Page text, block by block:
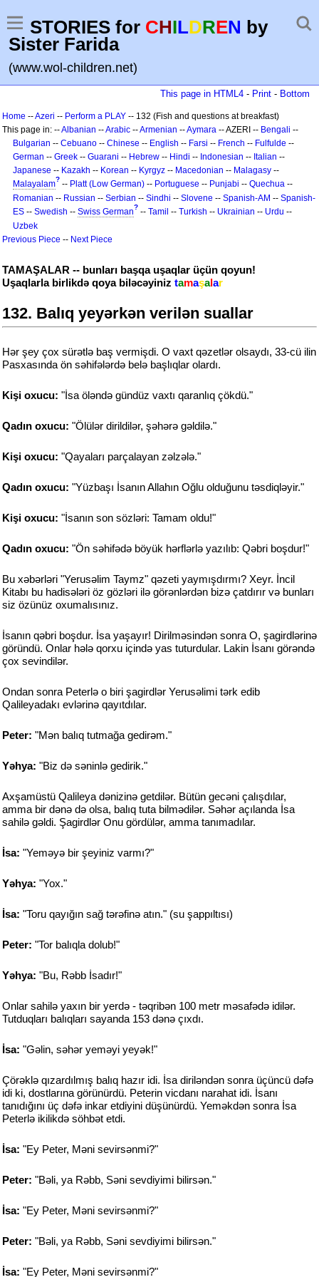
STORIES for CHILDREN by
Sister Farida
(www.wol-children.net)
This page in HTML4 - Print - Bottom
Home --Azeri -- Perform a PLAY -- 132 (Fish and questions at breakfast)
This page in: --Albanian --Arabic --Armenian --Aymara -- AZERI -- Bengali --
Bulgarian -- Cebuano -- Chinese -- English -- Farsi -- French -- Fulfulde --
German -- Greek -- Guarani -- Hebrew -- Hindi -- Indonesian -- Italian --
Japanese -- Kazakh -- Korean -- Kyrgyz -- Macedonian -- Malagasy --
Malayalam? -- Platt (Low German) -- Portuguese -- Punjabi -- Quechua --
Romanian -- Russian -- Serbian -- Sindhi -- Slovene -- Spanish-AM -- Spanish-
ES -- Swedish -- Swiss German? -- Tamil -- Turkish -- Ukrainian -- Urdu --
Uzbek
Previous Piece -- Next Piece
TAMAŞALAR -- bunları başqa uşaqlar üçün qoyun!
Uşaqlarla birlikdə qoya biləcəyiniz tamaşalar
132. Balıq yeyərkən verilən suallar
Hər şey çox sürətlə baş vermişdi. O vaxt qəzetlər olsaydı, 33-cü ilin
Pasxasında ön səhifələrdə belə başlıqlar olardı.
Kişi oxucu: "İsa öləndə gündüz vaxtı qaranlıq çökdü."
Qadın oxucu: "Ölülər dirildilər, şəhərə gəldilə."
Kişi oxucu: "Qayaları parçalayan zəlzələ."
Qadın oxucu: "Yüzbaşı İsanın Allahın Oğlu olduğunu təsdiqləyir."
Kişi oxucu: "İsanın son sözləri: Tamam oldu!"
Qadın oxucu: "Ön səhifədə böyük hərflərlə yazılıb: Qəbri boşdur!"
Bu xəbərləri "Yerusəlim Taymz" qəzeti yaymışdırmı? Xeyr. İncil
Kitabı bu hadisələri öz gözləri ilə görənlərdən bizə çatdırır və bunları
siz özünüz oxumalısınız.
İsanın qəbri boşdur. İsa yaşayır! Dirilməsindən sonra O, şagirdlərinə
göründü. Onlar hələ qorxu içində yas tuturdular. Lakin İsanı görəndə
çox sevindilər.
Ondan sonra Peterlə o biri şagirdlər Yerusəlimi tərk edib
Qalileyadakı evlərinə qayıtdılar.
Peter: "Mən balıq tutmağa gedirəm."
Yəhya: "Biz də səninlə gedirik."
Axşamüstü Qalileya dənizinə getdilər. Bütün gecəni çalışdılar,
amma bir dənə də olsa, balıq tuta bilmədilər. Səhər açılanda İsa
sahilə gəldi. Şagirdlər Onu gördülər, amma tanımadılar.
İsa: "Yeməyə bir şeyiniz varmı?"
Yəhya: "Yox."
İsa: "Toru qayığın sağ tərəfinə atın." (su şappıltısı)
Peter: "Tor balıqla dolub!"
Yəhya: "Bu, Rəbb İsadır!"
Onlar sahilə yaxın bir yerdə - təqribən 100 metr məsafədə idilər.
Tutduqları balıqları sayanda 153 dənə çıxdı.
İsa: "Gəlin, səhər yeməyi yeyək!"
Çörəklə qızardılmış balıq hazır idi. İsa diriləndən sonra üçüncü dəfə
idi ki, dostlarına görünürdü. Peterin vicdanı narahat idi. İsanı
tanıdığını üç dəfə inkar etdiyini düşünürdü. Yeməkdən sonra İsa
Peterlə ikilikdə söhbət etdi.
İsa: "Ey Peter, Məni sevirsənmi?"
Peter: "Bəli, ya Rəbb, Səni sevdiyimi bilirsən."
İsa: "Ey Peter, Məni sevirsənmi?"
Peter: "Bəli, ya Rəbb, Səni sevdiyimi bilirsən."
İsa: "Ey Peter, Məni sevirsənmi?"